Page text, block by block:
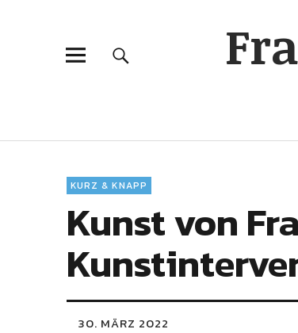
KURZ & KNAPP
Kunst von
30. MÄRZ 2022